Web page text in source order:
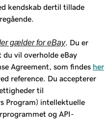
kendskab dertil tillade
gælder for eBay. Du er
vil overholde eBay
Agreement, som findes her
reference. Du accepterer
til
Program) intellektuelle
og API-